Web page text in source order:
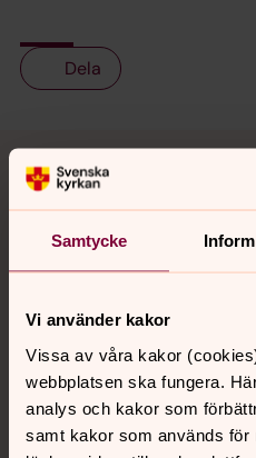
Samtycke
Vi använder kakor
Vissa av våra kakor
webbplatsen ska fungera.
analys och kakor som
samt kakor som används
Dela
Kontakt
Kalender
Hitta snabbt